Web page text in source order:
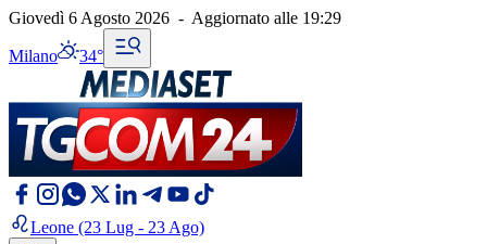
Giovedì 6 Agosto 2026 - Aggiornato alle 19:29
Milano 34°
Leone (23 Lug - 23 Ago)